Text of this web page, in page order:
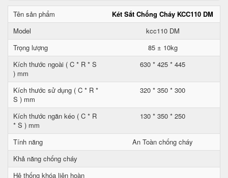
Tên sản phẩm
Két Sắt Chống Cháy KCC110 DM
Model
kcc110 DM
Trọng lượng
85 ± 10kg
Kích thước ngoài ( C * R * S
) mm
630 * 425 * 445
Kích thước sử dụng ( C * R *
S ) mm
320 * 350 * 300
Kích thước ngăn kéo ( C * R
* S ) mm
130 * 350 * 250
Tính năng
An Toàn chống cháy
Khả năng chống cháy
Hệ thống khóa liên hoàn